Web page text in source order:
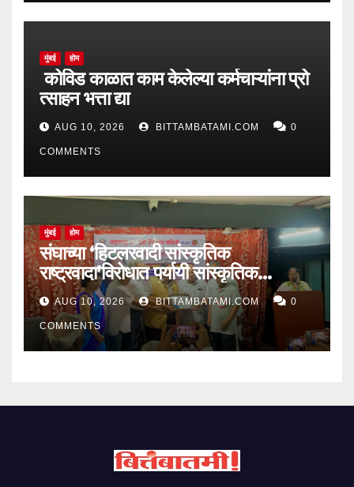
मुंबई होम
कोविड काळात काम केलेल्या कर्मचाऱ्यांना प्रो
त्साहन भत्ता द्या
AUG 10, 2026 BITTAMBATAMI.COM 0
COMMENTS
मुंबई होम
संघाच्या ‘हिटलरवादी सांस्कृतिक
राष्ट्रवादा’विरोधात पर्यायी सांस्कृतिक
राष्ट्रवाद उभारण्याची गरज : संभाजी भगत
AUG 10, 2026 BITTAMBATAMI.COM 0
COMMENTS